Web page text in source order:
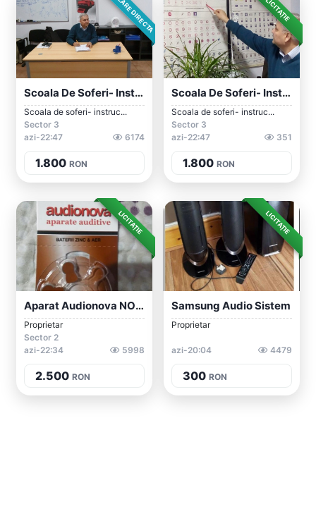
Scoala De Soferi- Instructor Auto/ Profe...
Scoala de soferi- instruc...
Sector 3
azi-22:47
6174
1.800 RON
LICITAȚIE
Scoala De Soferi- Instructor Auto/Profes...
Scoala de soferi- instruc...
Sector 3
azi-22:47
351
1.800 RON
LICITAȚIE
Aparat Audionova NOU - Beltone GN Resoun...
Proprietar
Sector 2
azi-22:34
5998
2.500 RON
LICITAȚIE
Samsung Audio Sistem
Proprietar
azi-20:04 4479
300 RON